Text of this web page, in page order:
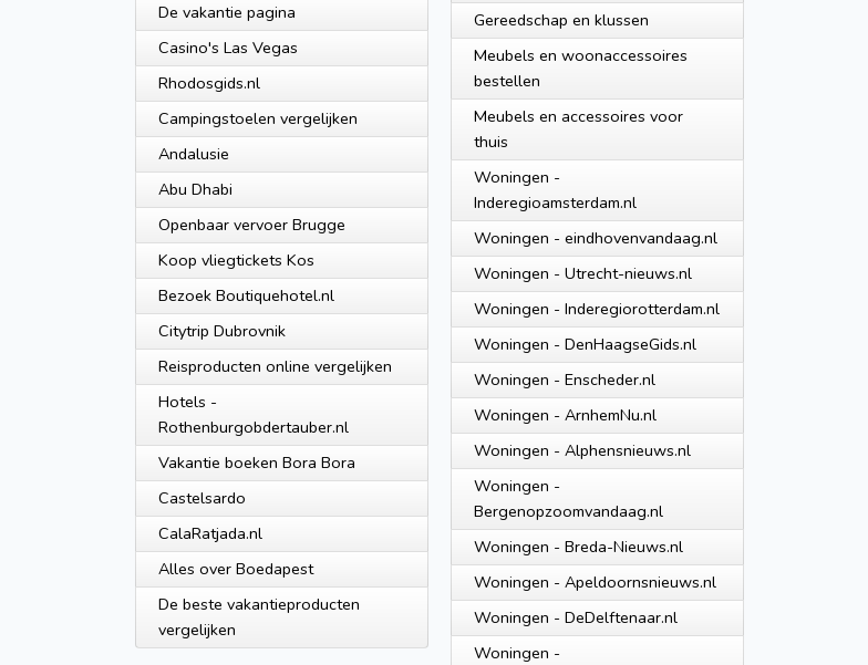
De vakantie pagina
Casino's Las Vegas
Rhodosgids.nl
Campingstoelen vergelijken
Andalusie
Abu Dhabi
Openbaar vervoer Brugge
Koop vliegtickets Kos
Bezoek Boutiquehotel.nl
Citytrip Dubrovnik
Reisproducten online vergelijken
Hotels -
Rothenburgobdertauber.nl
Vakantie boeken Bora Bora
Castelsardo
CalaRatjada.nl
Alles over Boedapest
De beste vakantieproducten
vergelijken
Gereedschap en klussen
Meubels en woonaccessoires
bestellen
Meubels en accessoires voor
thuis
Woningen -
Inderegioamsterdam.nl
Woningen - eindhovenvandaag.nl
Woningen - Utrecht-nieuws.nl
Woningen - Inderegiorotterdam.nl
Woningen - DenHaagseGids.nl
Woningen - Enscheder.nl
Woningen - ArnhemNu.nl
Woningen - Alphensnieuws.nl
Woningen -
Bergenopzoomvandaag.nl
Woningen - Breda-Nieuws.nl
Woningen - Apeldoornsnieuws.nl
Woningen - DeDelftenaar.nl
Woningen -